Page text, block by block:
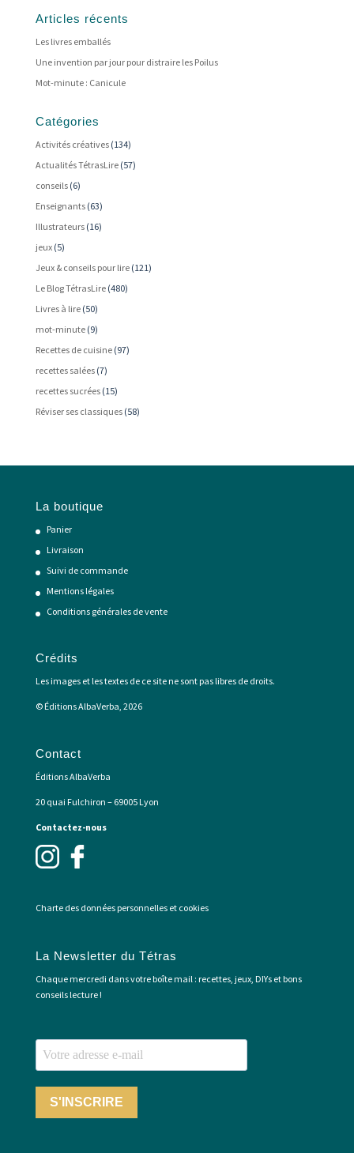
Articles récents
Les livres emballés
Une invention par jour pour distraire les Poilus
Mot-minute : Canicule
Catégories
Activités créatives(134)
Actualités TétrasLire(57)
conseils(6)
Enseignants(63)
Illustrateurs(16)
jeux(5)
Jeux & conseils pour lire(121)
Le Blog TétrasLire(480)
Livres à lire(50)
mot-minute(9)
Recettes de cuisine(97)
recettes salées(7)
recettes sucrées(15)
Réviser ses classiques(58)
La boutique
Panier
Livraison
Suivi de commande
Mentions légales
Conditions générales de vente
Crédits
Les images et les textes de ce site ne sont pas libres de droits.
© Éditions AlbaVerba, 2026
Contact
Éditions AlbaVerba
20 quai Fulchiron – 69005 Lyon
Contactez-nous
Charte des données personnelles et cookies
La Newsletter du Tétras
Chaque mercredi dans votre boîte mail : recettes, jeux, DIYs et bons
conseils lecture !
S'INSCRIRE